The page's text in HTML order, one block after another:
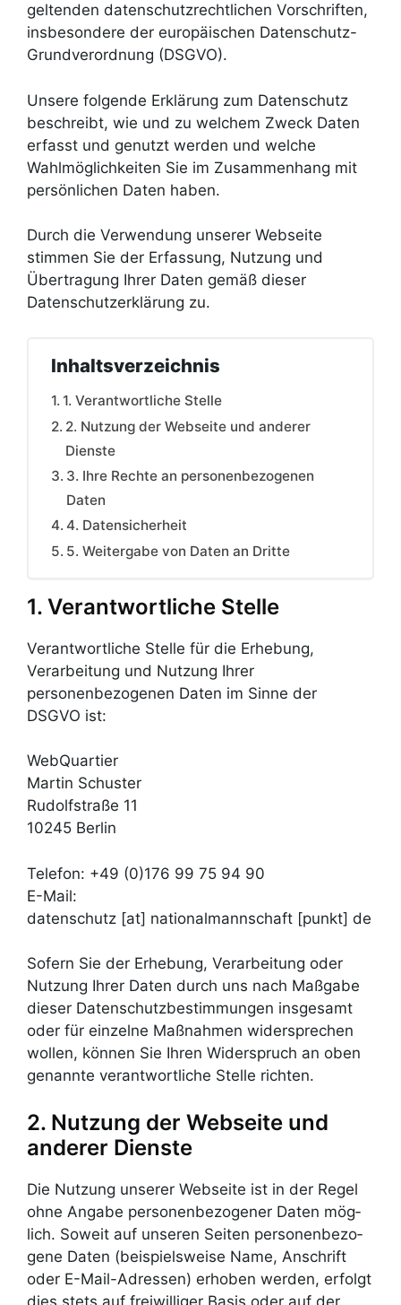
geltenden datenschutzrechtlichen Vorschriften,
insbesondere der europäischen Datenschutz-
Grundverordnung (DSGVO).
Unsere folgende Erklärung zum Datenschutz
beschreibt, wie und zu welchem Zweck Daten
erfasst und genutzt werden und welche
Wahlmöglichkeiten Sie im Zusammenhang mit
persönlichen Daten haben.
Durch die Verwendung unserer Webseite
stimmen Sie der Erfassung, Nutzung und
Übertragung Ihrer Daten gemäß dieser
Datenschutzerklärung zu.
Inhaltsverzeichnis
1. Verantwortliche Stelle
2. Nutzung der Webseite und anderer
Dienste
3. Ihre Rechte an personenbezogenen
Daten
4. Datensicherheit
5. Weitergabe von Daten an Dritte
1. Verantwortliche Stelle
Verantwortliche Stelle für die Erhebung,
Verarbeitung und Nutzung Ihrer
personenbezogenen Daten im Sinne der
DSGVO ist:
WebQuartier
Martin Schuster
Rudolfstraße 11
10245 Berlin
Telefon: +49 (0)176 99 75 94 90
E-Mail:
datenschutz [at] nationalmannschaft [punkt] de
Sofern Sie der Erhebung, Verarbeitung oder
Nutzung Ihrer Daten durch uns nach Maßgabe
dieser Datenschutzbestimmungen insgesamt
oder für einzelne Maßnahmen widersprechen
wollen, können Sie Ihren Widerspruch an oben
genannte verantwortliche Stelle richten.
2. Nutzung der Webseite und
anderer Dienste
Die Nutzung unserer Web­seite ist in der Regel
ohne Angabe per­son­en­bezo­gener Daten mög­
lich. Soweit auf unseren Seiten per­son­en­bezo­
gene Daten (beis­piels­weise Name, Ans­chrift
oder E-Mail-Adressen) erhoben wer­den, erfolgt
dies stets auf freiwil­li­ger Basis oder auf der